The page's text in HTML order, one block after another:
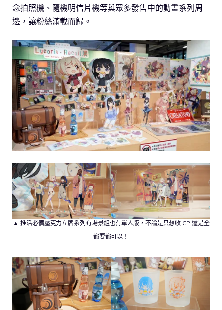
念拍照機、隨機明信片機等與眾多發售中的動畫系列周
邊，讓粉絲滿載而歸。
▲ 推活必備壓克力立牌系列有場景組也有單人版，不論是只想收 CP 還是全
都要都可以！